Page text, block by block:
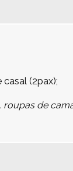
(2pax);
de